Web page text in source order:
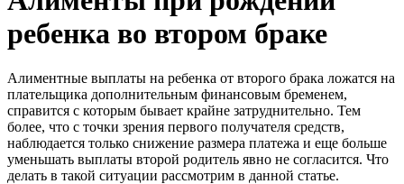
ребенка во втором браке
Алиментные выплаты на ребенка от второго брака ложатся на
плательщика дополнительным финансовым бременем,
справится с которым бывает крайне затруднительно. Тем
более, что с точки зрения первого получателя средств,
наблюдается только снижение размера платежа и еще больше
уменьшать выплаты второй родитель явно не согласится. Что
делать в такой ситуации рассмотрим в данной статье.